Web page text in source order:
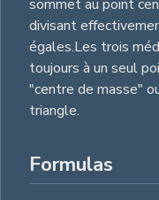
sommet au point
divisant
égales.Les trois
toujours à un seul
"centre de masse"
triangle.
Formulas